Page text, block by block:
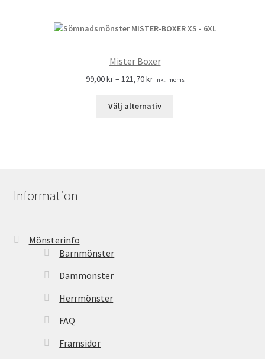
Mister Boxer
99,00kr–121,70kr inkl. moms
Välj alternativ
Information
Mönsterinfo
Barnmönster
Dammönster
Herrmönster
FAQ
Framsidor